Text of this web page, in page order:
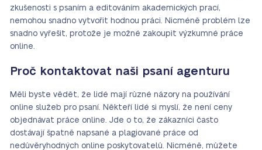
zkušenosti s psaním a editováním akademických prací,
nemohou snadno vytvořit hodnou práci. Nicméně problém lze
snadno vyřešit, protože je možné zakoupit výzkumné práce
online.
Proč kontaktovat naši psaní agenturu
Měli byste vědět, že lidé mají různé názory na používání
online služeb pro psaní. Někteří lidé si myslí, že není ceny
objednávat práce online. Jde o to, že zákazníci často
dostávají špatně napsané a plagiované práce od
nedůvěryhodných online poskytovatelů. Nicméně, můžete